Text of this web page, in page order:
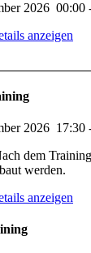
2026 00:00
anzeigen
2026 17:30
dem
werden.
anzeigen